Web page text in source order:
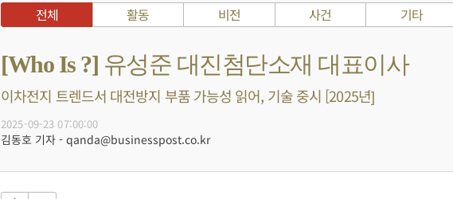
전체 활동 비전 사건 기타
[Who Is ?] 유성준 대진첨단소재 대표이사
이차전지 트렌드서 대전방지 부품 가능성 읽어, 기술 중시 [2025년]
2025-09-23 07:00:00
김동호 기자 - qanda@businesspost.co.kr